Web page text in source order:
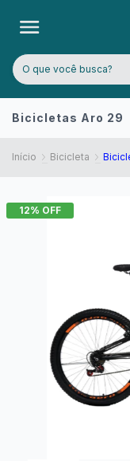
Bicicletas Aro 29
Início Bicicleta
12% OFF